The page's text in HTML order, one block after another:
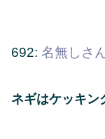
692: 名無しさ
ネギはケッキン